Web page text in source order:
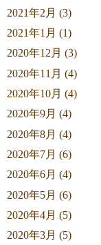
2021年2月 (3)
2021年1月 (1)
2020年12月 (3)
2020年11月 (4)
2020年10月 (4)
2020年9月 (4)
2020年8月 (4)
2020年7月 (6)
2020年6月 (4)
2020年5月 (6)
2020年4月 (5)
2020年3月 (5)